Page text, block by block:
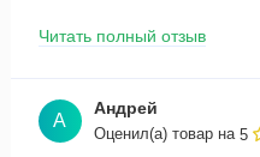
Читать полный отзыв
А
Андрей
Оценил(а) товар на5